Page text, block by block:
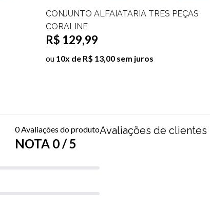
CONJUNTO ALFAIATARIA TRES PEÇAS
CORALINE
R$ 129,99
ou 10x de R$ 13,00 sem juros
0 Avaliações do produto
NOTA 0 / 5
Avaliações de clientes